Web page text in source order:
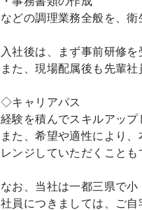
などの調理業務全般を、衛
入社後は、まず事前研修
また、現場配属後も先輩
◇キャリアパス
経験を積んでスキルアッ
また、希望や適性により
レンジしていただくことも
なお、当社は一都三県で
社員につきましては、ご